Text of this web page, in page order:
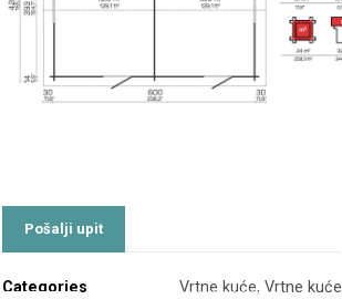
Categories Vrtne kuće,Vrtne kuće